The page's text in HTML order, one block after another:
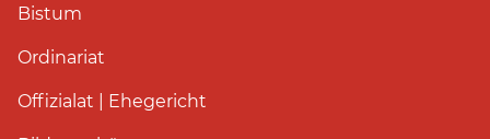
Bistum
Ordinariat
Offizialat | Ehegericht